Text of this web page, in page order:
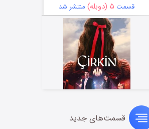
قسمت ۵ (دوبله) منتشر شد
سریال زشت
قسمت‌های جدید